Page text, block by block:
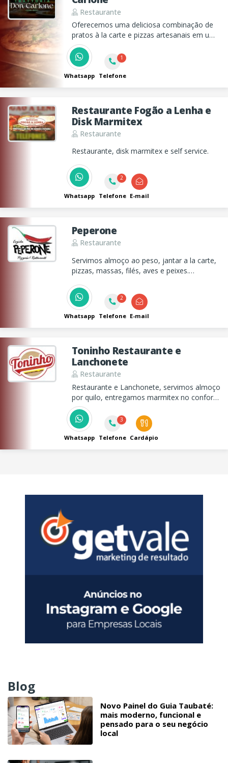
Restaurante
Oferecemos uma deliciosa combinação de
pratos à la carte e pizzas artesanais em um
ambiente acolhedor e ingredientes frescos.
Venha nos conhecer ou peça através de
nosso Delivery.
Whatsapp
1
Telefone
Restaurante Fogão a Lenha e
Disk Marmitex
Restaurante
Restaurante, disk marmitex e self service.
Whatsapp
2
Telefone E-mail
Peperone
Restaurante
Servimos almoço ao peso, jantar a la carte,
pizzas, massas, filés, aves e peixes.
livre.
Whatsapp
2
Telefone E-mail
Toninho Restaurante e
Lanchonete
Restaurante
Restaurante e Lanchonete, servimos almoço
por quilo, entregamos marmitex no conforto
da sua casa, ou trabalho e também
servimos deliciosos lanches no período da
noite.
Whatsapp
3
Telefone Cardápio
Blog
Novo Painel do Guia Taubaté:
mais moderno, funcional e
pensado para o seu negócio
local